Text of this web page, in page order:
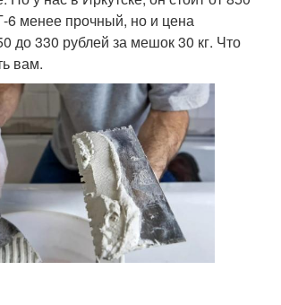
6 менее прочный, но и цена
до 330 рублей за мешок 30 кг. Что
вам.